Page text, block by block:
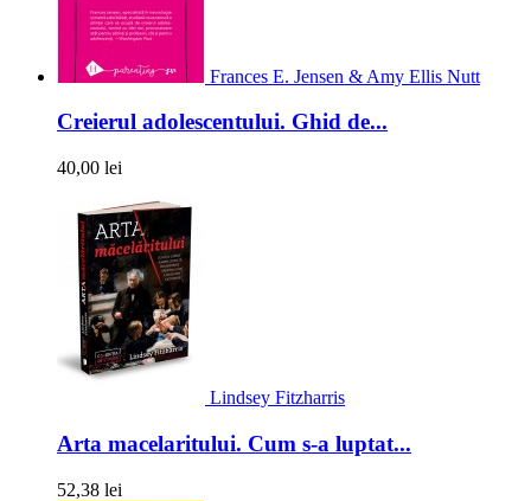
Frances E. Jensen & Amy Ellis Nutt
Creierul adolescentului. Ghid de...
40,00 lei
Lindsey Fitzharris
Arta macelaritului. Cum s-a luptat...
52,38 lei